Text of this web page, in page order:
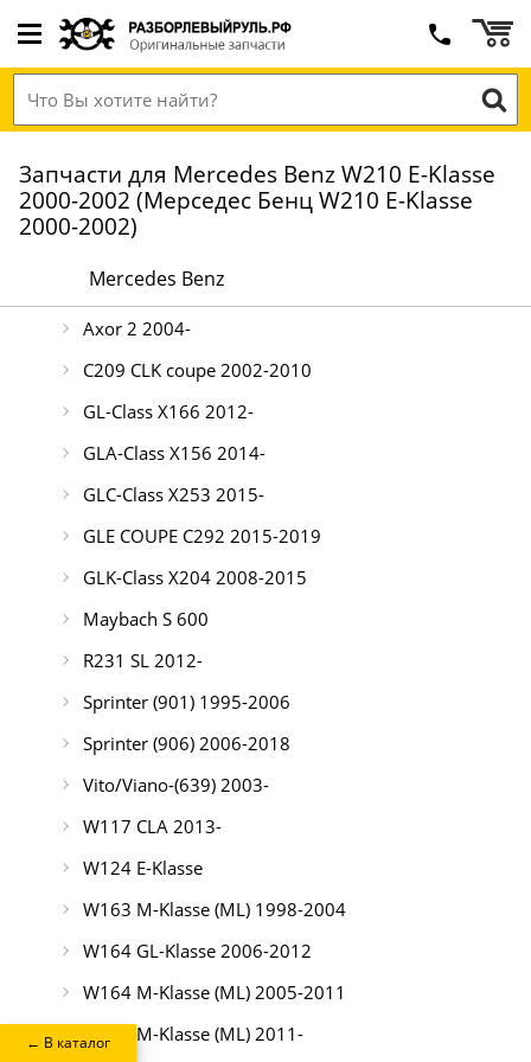
← В каталог
Запчасти для Mercedes Benz W210 E-Klasse
2000-2002 (Мерседес Бенц W210 E-Klasse
2000-2002)
Mercedes Benz
Axor 2 2004-
C209 CLK coupe 2002-2010
GL-Class X166 2012-
GLA-Class X156 2014-
GLC-Class X253 2015-
GLE COUPE C292 2015-2019
GLK-Class X204 2008-2015
Maybach S 600
R231 SL 2012-
Sprinter (901) 1995-2006
Sprinter (906) 2006-2018
Vito/Viano-(639) 2003-
W117 CLA 2013-
W124 E-Klasse
W163 M-Klasse (ML) 1998-2004
W164 GL-Klasse 2006-2012
W164 M-Klasse (ML) 2005-2011
W166 M-Klasse (ML) 2011-